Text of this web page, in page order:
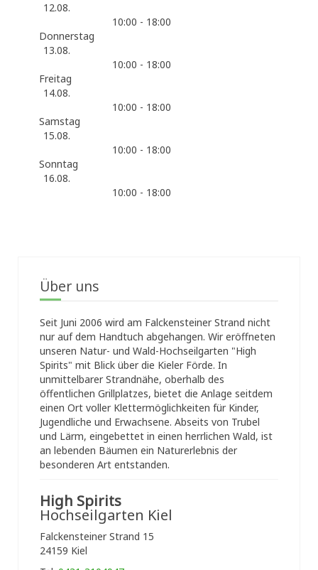
12.08.
10:00 - 18:00
Donnerstag
13.08.
10:00 - 18:00
Freitag
14.08.
10:00 - 18:00
Samstag
15.08.
10:00 - 18:00
Sonntag
16.08.
10:00 - 18:00
Über uns
Seit Juni 2006 wird am Falckensteiner Strand nicht
nur auf dem Handtuch abgehangen. Wir eröffneten
unseren Natur- und Wald-Hochseilgarten "High
Spirits" mit Blick über die Kieler Förde. In
unmittelbarer Strandnähe, oberhalb des
öffentlichen Grillplatzes, bietet die Anlage seitdem
einen Ort voller Klettermöglichkeiten für Kinder,
Jugendliche und Erwachsene. Abseits von Trubel
und Lärm, eingebettet in einen herrlichen Wald, ist
an lebenden Bäumen ein Naturerlebnis der
besonderen Art entstanden.
High Spirits
Hochseilgarten Kiel
Falckensteiner Strand 15
24159 Kiel